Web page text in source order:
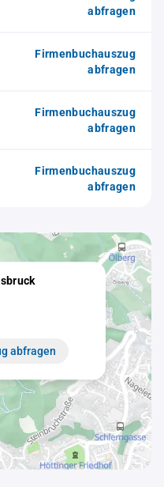
abfragen
Firmenbuchauszug
abfragen
Firmenbuchauszug
abfragen
Firmenbuchauszug
abfragen
abfragen